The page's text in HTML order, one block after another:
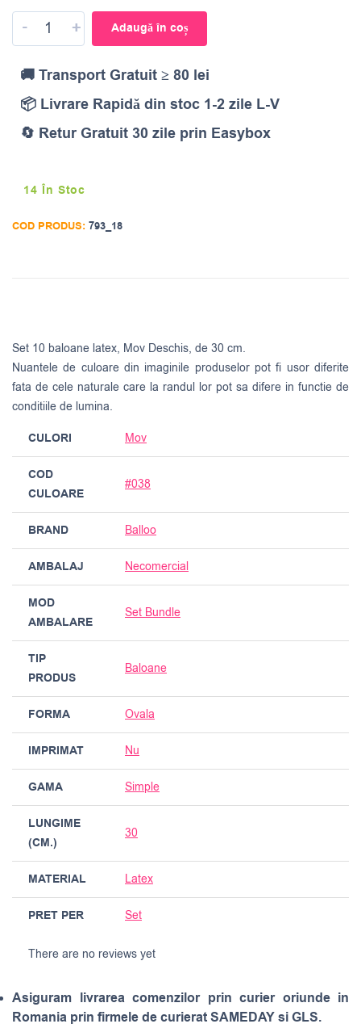
- + Adaugă în coș
🚚 Transport Gratuit ≥ 80 lei
📦 Livrare Rapidă din stoc 1-2 zile L-V
🔄 Retur Gratuit 30 zile prin Easybox
14 În Stoc
COD PRODUS: 793_18
Set 10 baloane latex, Mov Deschis, de 30 cm.
Nuantele de culoare din imaginile produselor pot fi usor diferite
fata de cele naturale care la randul lor pot sa difere in functie de
conditiile de lumina.
CULORI Mov
COD
CULOARE
#038
BRAND Balloo
AMBALAJ Necomercial
MOD
AMBALARE
Set Bundle
TIP
PRODUS
Baloane
FORMA Ovala
IMPRIMAT Nu
GAMA Simple
LUNGIME
(CM.)
30
MATERIAL Latex
PRET PER Set
There are no reviews yet
Asiguram livrarea comenzilor prin curier oriunde in
Romania prin firmele de curierat SAMEDAY si GLS.